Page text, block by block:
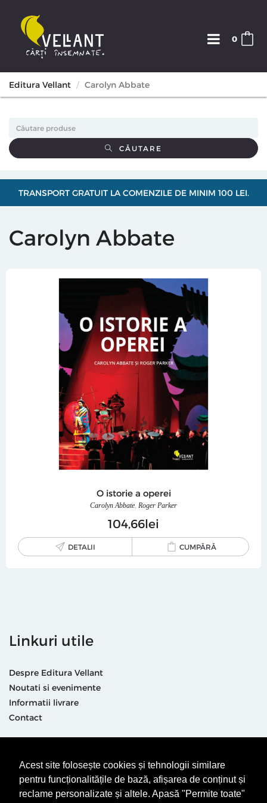
Acest site folosește cookies și tehnologii similare
pentru funcționalitățile de bază, afișarea de conținut și
reclame personalizate și altele. Apasă "Permite toate"
0
Editura Vellant Carolyn Abbate
CĂUTARE
TRANSPORT GRATUIT LA COMENZILE DE MINIM 100 LEI.
Carolyn Abbate
O istorie a operei
Carolyn Abbate, Roger Parker
104 66lei
DETALII CUMPĂRĂ
Linkuri utile
Despre Editura Vellant
Noutati si evenimente
Informatii livrare
Contact
Suntem prezenti și aici